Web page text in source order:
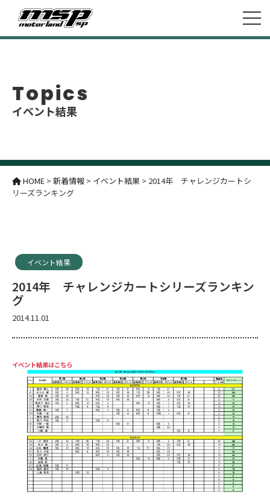
Topics
イベント結果
HOME > 新着情報 > イベント結果 > 2014年 チャレンジカートシ
リーズランキング
イベント結果
2014年 チャレンジカートシリーズランキン
グ
2014.11.01
イベント結果はこちら